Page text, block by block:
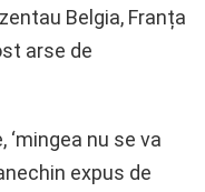
Belgia, Franța
arse de
nu se va
expus de